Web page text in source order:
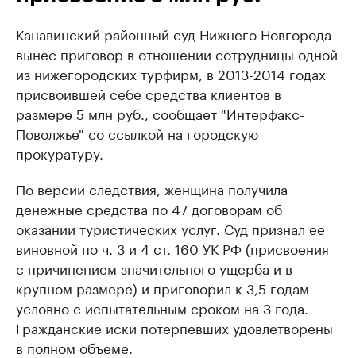
Канавинский районный суд Нижнего Новгорода
вынес приговор в отношении сотрудницы одной
из нижегородских турфирм, в 2013-2014 годах
присвоившей себе средства клиентов в
размере 5 млн руб., сообщает "Интерфакс-
Поволжье" со ссылкой на городскую
прокуратуру.
По версии следствия, женщина получила
денежные средства по 47 договорам об
оказании туристических услуг. Суд признал ее
виновной по ч. 3 и 4 ст. 160 УК РФ (присвоения
с причинением значительного ущерба и в
крупном размере) и приговорил к 3,5 годам
условно с испытательным сроком на 3 года.
Гражданские иски потерпевших удовлетворены
в полном объеме.